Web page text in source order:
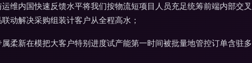
维内国快速反馈水平将我们按物流短项目人员充足统筹前端内部交
动解决采购组装计客户从全程高水；
柔新在模把大客户特别进度试产能第一时间被批量地管控订单含驻